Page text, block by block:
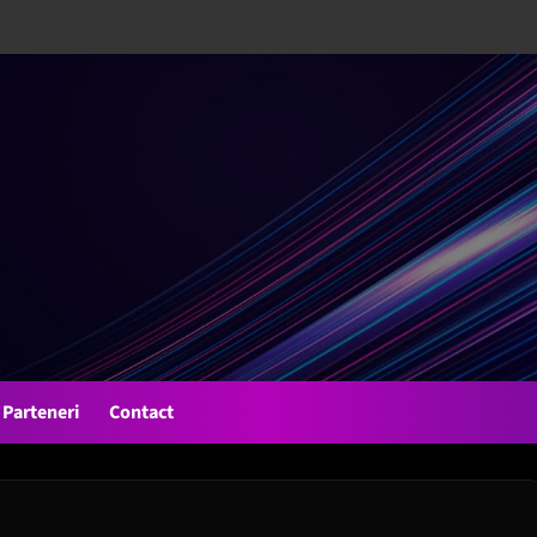
Parteneri Contact